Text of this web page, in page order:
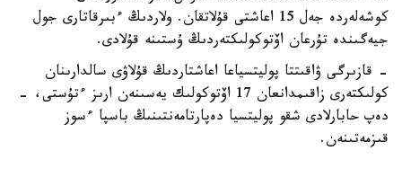
كوشەلەردە جەل 15 اعاشتى قۇلاتقان. ولاردىڭ ءبىرقاتارى جول
جيەگىندە تۇرعان اۆتوكولىكتەردىڭ ۇستىنە قۇلادى.
- قازىرگى ۋاقىتتا پوليتسياعا اعاشتاردىڭ قۇلاۋى سالدارىنان
كولىكتەرى زاقىمدانعان 17 اۆتوكولىك يەسىنەن ارىز ءتۇستى، -
دەپ حابارلادى شقو پوليتسيا دەپارتامەنتىنىڭ باسپا ءسوز
قىزمەتىنەن.